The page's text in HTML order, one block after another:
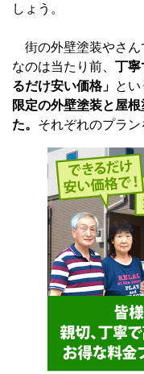
しょう。
街の外壁塗装やさん
なのは当たり前、 丁寧
るだけ安い価格」 とい
限定の外壁塗装と屋
た。 それぞれのプラン